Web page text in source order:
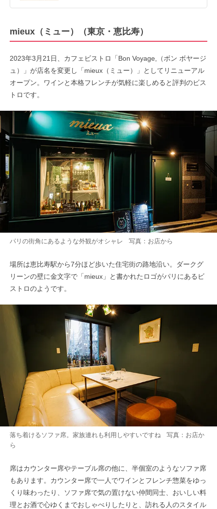
mieux（ミュー）（東京・恵比寿）
2023年3月21日、カフェビストロ「Bon Voyage,（ボン ボヤージ
ュ）」が店名を変更し「mieux（ミュー）」としてリニューアル
オープン。ワインと本格フレンチが気軽に楽しめると評判のビス
トロです。
パリの街角にあるような外観がオシャレ 写真：お店から
場所は恵比寿駅から7分ほど歩いた住宅街の路地沿い。ダークグ
リーンの壁に金文字で「mieux」と書かれたロゴがパリにあるビ
ストロのようです。
落ち着けるソファ席。家族連れも利用しやすいですね 写真：お店か
ら
席はカウンター席やテーブル席の他に、半個室のようなソファ席
もあります。カウンター席で一人でワインとフレンチ惣菜をゆっ
くり味わったり、ソファ席で気の置けない仲間同士、おいしい料
理とお酒で心ゆくまでおしゃべりしたりと、訪れる人のスタイル